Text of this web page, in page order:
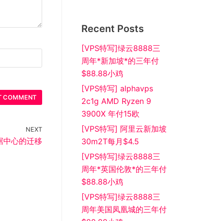
NEXT
中心的迁移
Recent Posts
[VPS特写]绿云8888三
周年*新加坡*的三年付
$88.88小鸡
[VPS特写] alphavps
2c1g AMD Ryzen 9
3900X 年付15欧
[VPS特写] 阿里云新加坡
30m2T每月$4.5
[VPS特写]绿云8888三
周年*英国伦敦*的三年付
$88.88小鸡
[VPS特写]绿云8888三
周年美国凤凰城的三年付